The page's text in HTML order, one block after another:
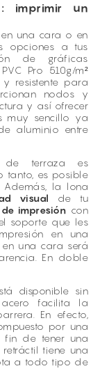
imprimir un
una cara o en
opciones a tus
de gráficas
Pro 510g/m²
resistente para
nodos y
y así ofrecer
muy sencillo ya
aluminio entre
terraza es
tanto, es posible
Además, la lona
visual de tu
impresión con
soporte que les
en una
una cara será
En doble
disponible sin
acero facilita la
En efecto,
por una
de tener una
tiene una
a todo tipo de